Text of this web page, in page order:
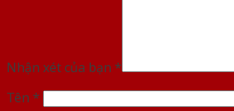
Nhận xét của bạn *
Tên *